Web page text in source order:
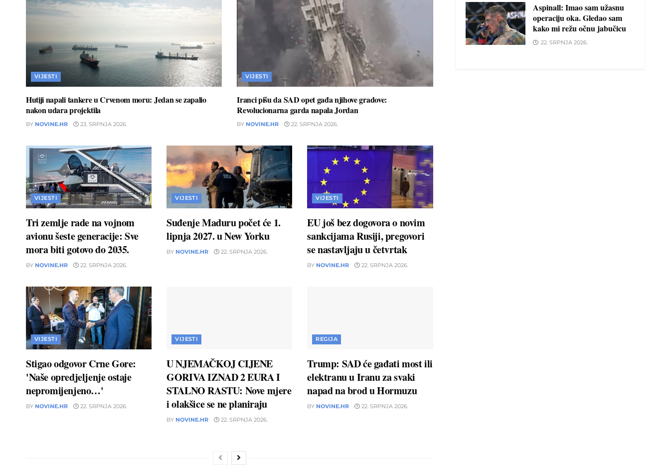
VIJESTI
Hutiji napali tankere u Crvenom moru: Jedan se zapalio
nakon udara projektila
BY NOVINE.HR 23. SRPNJA 2026.
VIJESTI
Iranci pišu da SAD opet gađa njihove gradove:
Revolucionarna garda napala Jordan
BY NOVINE.HR 22. SRPNJA 2026.
VIJESTI
Tri zemlje rade na vojnom
avionu šeste generacije: Sve
mora biti gotovo do 2035.
BY NOVINE.HR 22. SRPNJA 2026.
VIJESTI
Suđenje Maduru počet će 1.
lipnja 2027. u New Yorku
BY NOVINE.HR 22. SRPNJA 2026.
VIJESTI
EU još bez dogovora o novim
sankcijama Rusiji, pregovori
se nastavljaju u četvrtak
BY NOVINE.HR 22. SRPNJA 2026.
VIJESTI
Stigao odgovor Crne Gore:
'Naše opredjeljenje ostaje
nepromijenjeno…'
BY NOVINE.HR 22. SRPNJA 2026.
VIJESTI
U NJEMAČKOJ CIJENE
GORIVA IZNAD 2 EURA I
STALNO RASTU: Nove mjere
i olakšice se ne planiraju
BY NOVINE.HR 22. SRPNJA 2026.
REGIJA
Trump: SAD će gađati most ili
elektranu u Iranu za svaki
napad na brod u Hormuzu
BY NOVINE.HR 22. SRPNJA 2026.
Aspinall: Imao sam užasnu
operaciju oka. Gledao sam
kako mi režu očnu jabučicu
22. SRPNJA 2026.